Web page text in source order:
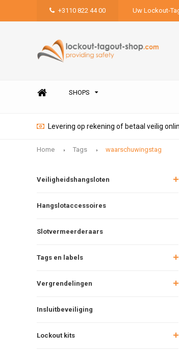
+3110 822 44 00 Uw Lockout-
SHOPS
Levering op rekening of betaal veilig
Home Tags waarschuwingstag
Veiligheidshangsloten
Hangslotaccessoires
Slotvermeerderaars
Tags en labels
Vergrendelingen
Insluitbeveiliging
Lockout kits